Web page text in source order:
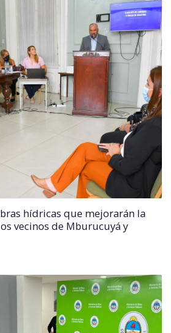
hídricas que mejorarán la
vecinos de Mburucuyá y